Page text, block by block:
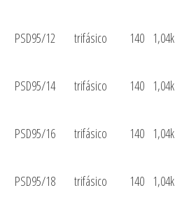
PSD95/12 trifásico 140 1,04k
PSD95/14 trifásico 140 1,04k
PSD95/16 trifásico 140 1,04k
PSD95/18 trifásico 140 1,04k